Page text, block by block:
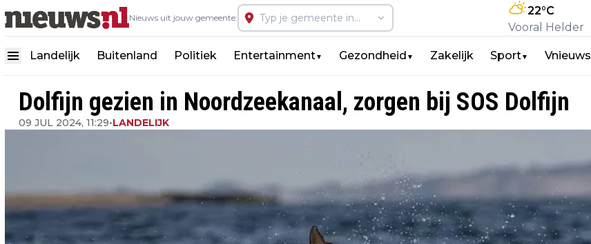
Nieuws uit jouw gemeente:
22°C
Vooral Helder
Landelijk Buitenland Politiek Entertainment▼ Gezondheid ▼ Zakelijk Sport▼ Vnieuws
Dolfijn gezien in Noordzeekanaal, zorgen bij SOS Dolfijn
09 JUL 2024, 11:29•LANDELIJK